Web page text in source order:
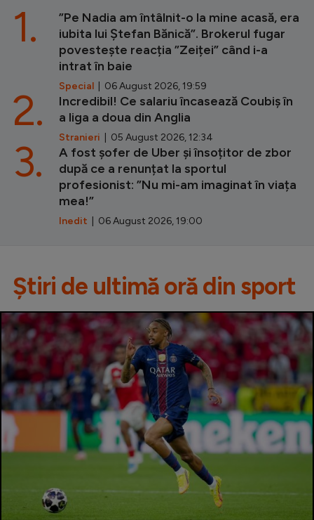
”Pe Nadia am întâlnit-o la mine acasă, era
iubita lui Ștefan Bănică”. Brokerul fugar
povestește reacția ”Zeiței” când i-a
intrat în baie
Special | 06 August 2026, 19:59
1.
Incredibil! Ce salariu încasează Coubiș în
a liga a doua din Anglia
Stranieri | 05 August 2026, 12:34
2.
A fost șofer de Uber și însoțitor de zbor
după ce a renunțat la sportul
profesionist: ”Nu mi-am imaginat în viața
mea!”
Inedit | 06 August 2026, 19:00
3.
Știri de ultimă oră din sport